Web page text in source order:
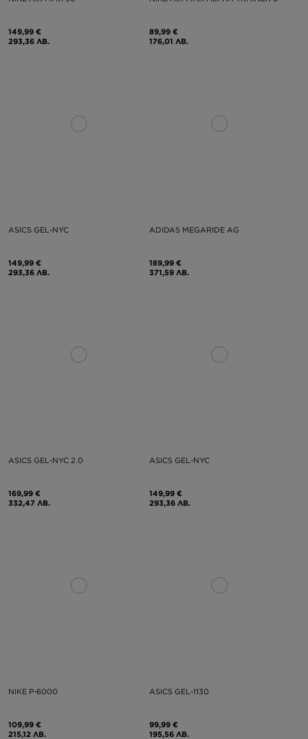
149,99 €
293,36 ЛВ.
89,99 €
176,01 ЛВ.
ASICS GEL-NYC
149,99 €
293,36 ЛВ.
ADIDAS MEGARIDE AG
189,99 €
371,59 ЛВ.
ASICS GEL-NYC 2.0
169,99 €
332,47 ЛВ.
ASICS GEL-NYC
149,99 €
293,36 ЛВ.
NIKE P-6000
109,99 €
215,12 ЛВ.
ASICS GEL-1130
99,99 €
195,56 ЛВ.